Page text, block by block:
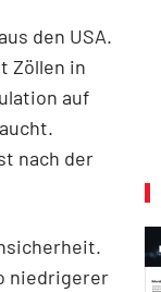
den USA.
Zöllen in
auf
nach der
niedrigerer